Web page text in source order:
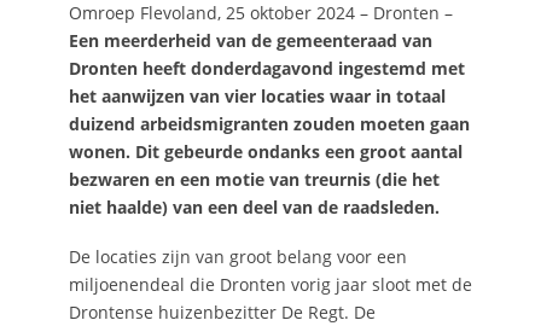
Omroep Flevoland, 25 oktober 2024 – Dronten –
Een meerderheid van de gemeenteraad van
Dronten heeft donderdagavond ingestemd met
het aanwijzen van vier locaties waar in totaal
duizend arbeidsmigranten zouden moeten gaan
wonen. Dit gebeurde ondanks een groot aantal
bezwaren en een motie van treurnis (die het
niet haalde) van een deel van de raadsleden.
De locaties zijn van groot belang voor een
miljoenendeal die Dronten vorig jaar sloot met de
Drontense huizenbezitter De Regt. De